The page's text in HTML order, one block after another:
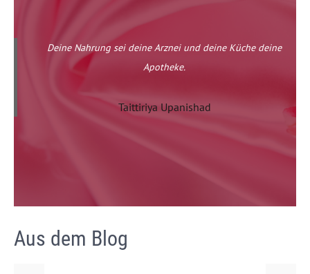
Deine Nahrung sei deine Arznei und deine Küche deine
Apotheke.
Taittiriya Upanishad
Aus dem Blog